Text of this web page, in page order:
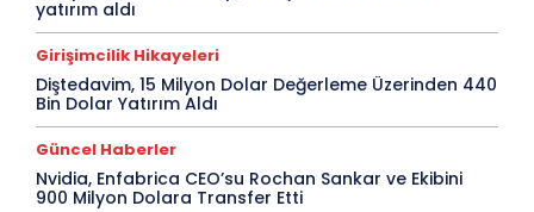
yatırım aldı
Girişimcilik Hikayeleri
Diştedavim, 15 Milyon Dolar Değerleme Üzerinden 440
Bin Dolar Yatırım Aldı
Güncel Haberler
Nvidia, Enfabrica CEO’su Rochan Sankar ve Ekibini
900 Milyon Dolara Transfer Etti